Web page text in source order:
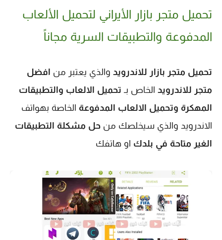
تحميل متجر بازار الأيراني لتحميل الألعاب
المدفوعة والتطبيقات السرية مجاناً
تحميل متجر بازار للاندرويد والذي يعتبر من
متجر للاندرويد الخاص بـ
المهكرة وتحميل الالعاب المدفوعة
الاندرويد والذي سيخلصك من
الغير متاحة في بلدك او هاتفك